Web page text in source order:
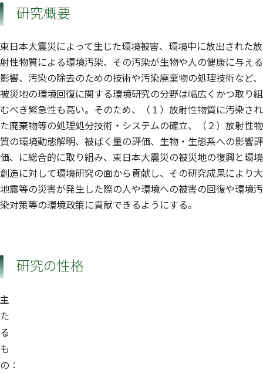
深澤 圭太
域
倉持 秀敏
資源循環領域
山田 一夫
福島地域協働研究拠
点
肴倉 宏史
資源循環領域
遠藤 和人
福島地域協働研究拠
点
蛯江 美孝
資源循環領域
石垣 智基
資源循環領域
滝上 英孝
小口 正弘
資源循環領域
山本 貴士
資源循環領域
鈴木 剛
資源循環領域
大塚 康治
高田 光康
仁科 一哉
地球システム領域
柴田 康行
研究概要
東日本大震災によって生じた環境被害、環境中に放出された放
射性物質による環境汚染、その汚染が生物や人の健康に与える
影響、汚染の除去のための技術や汚染廃棄物の処理技術など、
被災地の環境回復に関する環境研究の分野は幅広くかつ取り組
むべき緊急性も高い。そのため、（１）放射性物質に汚染され
た廃棄物等の処理処分技術・システムの確立、（２）放射性物
質の環境動態解明、被ばく量の評価、生物・生態系への影響評
価、に総合的に取り組み、東日本大震災の被災地の復興と環境
創造に対して環境研究の面から貢献し、その研究成果により大
地震等の災害が発生した際の人や環境への被害の回復や環境汚
染対策等の環境政策に貢献できるようにする。
研究の性格
主
た
る
も
の：